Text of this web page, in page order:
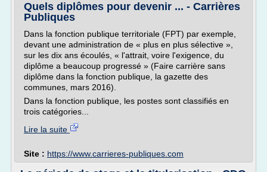
Quels diplômes pour devenir ... - Carrières
Publiques
Dans la fonction publique territoriale (FPT) par exemple,
devant une administration de « plus en plus sélective »,
sur les dix ans écoulés, « l'attrait, voire l'exigence, du
diplôme a beaucoup progressé » (Faire carrière sans
diplôme dans la fonction publique, la gazette des
communes, mars 2016).
Dans la fonction publique, les postes sont classifiés en
trois catégories...
Lire la suite
Site : https://www.carrieres-publiques.com